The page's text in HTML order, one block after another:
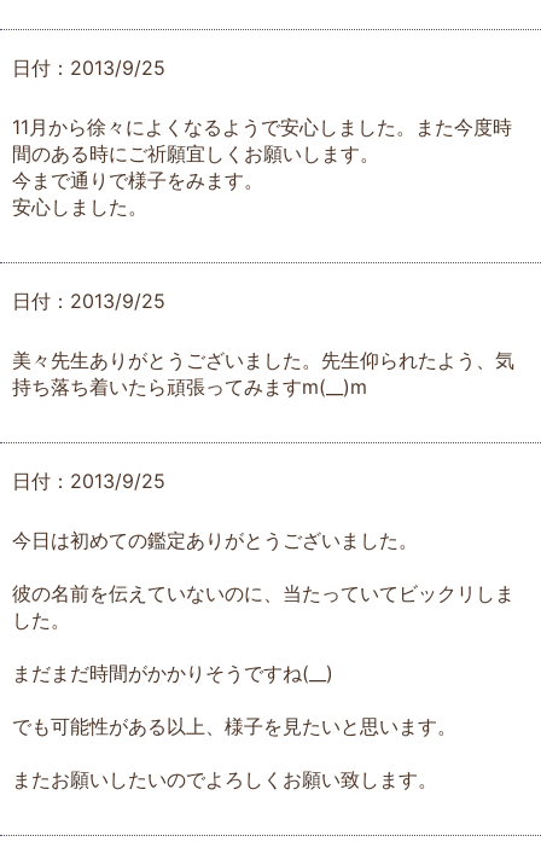
日付：2013/9/25
11月から徐々によくなるようで安心しました。また今度時
間のある時にご祈願宜しくお願いします。
今まで通りで様子をみます。
安心しました。
日付：2013/9/25
美々先生ありがとうございました。先生仰られたよう、気
持ち落ち着いたら頑張ってみますm(__)m
日付：2013/9/25
今日は初めての鑑定ありがとうございました。
彼の名前を伝えていないのに、当たっていてビックリしま
した。
まだまだ時間がかかりそうですね(__)
でも可能性がある以上、様子を見たいと思います。
またお願いしたいのでよろしくお願い致します。